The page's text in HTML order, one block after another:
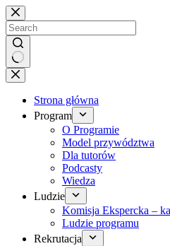
Brak
wyników
Strona główna
Program
O Programie
Model przywództwa
Dla tutorów
Podcasty
Wiedza
Ludzie
Komisja Ekspercka –
Ludzie programu
Rekrutacja